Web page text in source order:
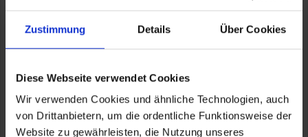
Zustimmung Details Über Cookies
Diese Webseite verwendet Cookies
Wir verwenden Cookies und ähnliche Technologien, auch
von Drittanbietern, um die ordentliche Funktionsweise der
Website zu gewährleisten, die Nutzung unseres
Kratzfest und robust
Einfacher Anbau – ersetzt die Originalscheibe
Kompletter Satz mit allen Anbauteilen
Werkstoff: Hochwertiger, optisch reiner,
hochbelastbarer, kratzfester, UV- und
benzinbeständiger PMMA Kunststoff für optimalen
Durchblick